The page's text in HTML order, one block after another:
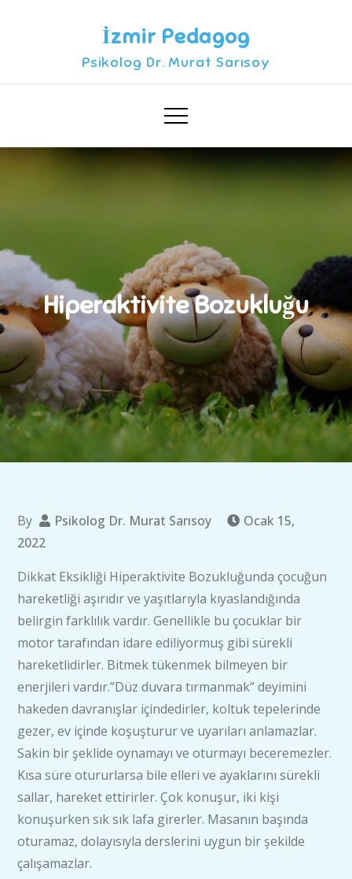
İzmir Pedagog
Psikolog Dr. Murat Sarısoy
Hiperaktivite Bozukluğu
By Psikolog Dr. Murat Sarısoy
Ocak 15,
2022
Dikkat Eksikliği Hiperaktivite Bozukluğunda çocuğun
hareketliği aşırıdır ve yaşıtlarıyla kıyaslandığında
belirgin farklılık vardır. Genellikle bu çocuklar bir
motor tarafından idare ediliyormuş gibi sürekli
hareketlidirler. Bitmek tükenmek bilmeyen bir
enerjileri vardır.”Düz duvara tırmanmak” deyimini
hakeden davranışlar içindedirler, koltuk tepelerinde
gezer, ev içinde koşuşturur ve uyarıları anlamazlar.
Sakin bir şeklide oynamayı ve oturmayı beceremezler.
Kısa süre otururlarsa bile elleri ve ayaklarını sürekli
sallar, hareket ettirirler. Çok konuşur, iki kişi
konuşurken sık sık lafa girerler. Masanın başında
oturamaz, dolayısıyla derslerini uygun bir şekilde
çalışamazlar.